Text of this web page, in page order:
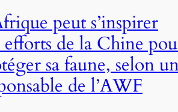
peut s’inspirer
efforts de la Chine
sa faune, selon
de l’AWF